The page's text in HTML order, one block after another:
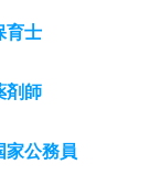
育士
剤師
家公務員